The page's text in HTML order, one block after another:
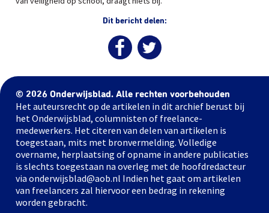
Dit bericht delen:
© 2026 Onderwijsblad. Alle rechten voorbehouden
Het auteursrecht op de artikelen in dit archief berust bij
het Onderwijsblad, columnisten of freelance-
medewerkers. Het citeren van delen van artikelen is
toegestaan, mits met bronvermelding. Volledige
overname, herplaatsing of opname in andere publicaties
is slechts toegestaan na overleg met de hoofdredacteur
via onderwijsblad@aob.nl Indien het gaat om artikelen
van freelancers zal hiervoor een bedrag in rekening
worden gebracht.